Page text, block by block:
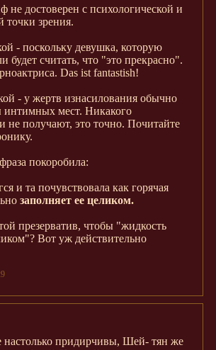
не достоверен с психологической и
точки зрения.
- поскольку девушка, которую
будет считать, что "это прекрасно".
Das ist fantastish!
- у жертв изнасилования обычно
мест. Никакого
не получают, это точно. Почитайте
покоробила:
и та почувствовала как горячая
заполняет ее целиком.
презерватив, чтобы "жидкость
Вот уж действительно
настолько придирчивы, Шей- тян же